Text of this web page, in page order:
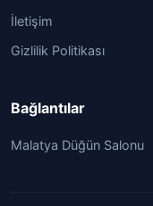
İletişim
Gizlilik Politikası
Bağlantılar
Malatya Düğün Salonu